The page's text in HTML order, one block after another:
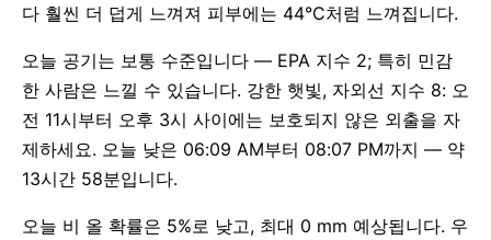
다 훨씬 더 덥게 느껴져 피부에는 44°C처럼 느껴집니다.
오늘 공기는 보통 수준입니다 — EPA 지수 2; 특히 민감
한 사람은 느낄 수 있습니다. 강한 햇빛, 자외선 지수 8: 오
전 11시부터 오후 3시 사이에는 보호되지 않은 외출을 자
제하세요. 오늘 낮은 06:09 AM부터 08:07 PM까지 — 약
13시간 58분입니다.
오늘 비 올 확률은 5%로 낮고, 최대 0 mm 예상됩니다. 우